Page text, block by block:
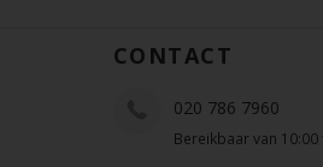
CONTACT
020 786 7960
Bereikbaar van 10:00